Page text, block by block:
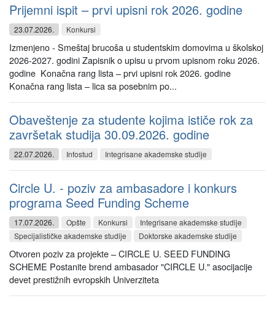
Prijemni ispit – prvi upisni rok 2026. godine
23.07.2026. Konkursi
Izmenjeno - Smeštaj brucoša u studentskim domovima u školskoj
2026-2027. godini Zapisnik o upisu u prvom upisnom roku 2026.
godine Konačna rang lista – prvi upisni rok 2026. godine
Konačna rang lista – lica sa posebnim po...
Obaveštenje za studente kojima ističe rok za
završetak studija 30.09.2026. godine
22.07.2026. Infostud Integrisane akademske studije
Circle U. - poziv za ambasadore i konkurs
programa Seed Funding Scheme
17.07.2026. Opšte Konkursi
Integrisane akademske studije
Specijalističke akademske studije
Doktorske akademske studije
Otvoren poziv za projekte – CIRCLE U. SEED FUNDING
SCHEME Postanite brend ambasador "CIRCLE U." asocijacije
devet prestižnih evropskih Univerziteta